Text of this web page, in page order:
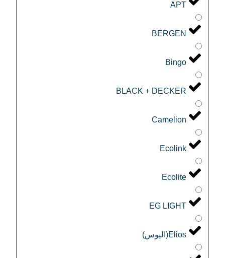
APT
BERGEN
Bingo
BLACK + DECKER
Camelion
Ecolink
Ecolite
EG LIGHT
Elios(اليوس)